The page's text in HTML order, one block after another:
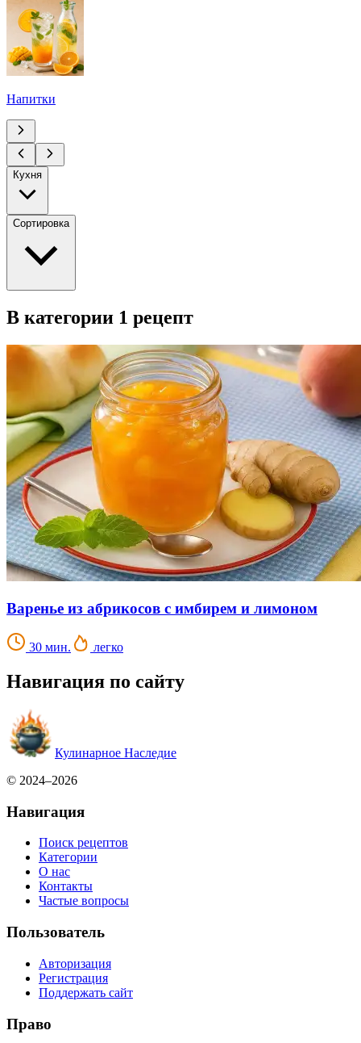
Напитки
Кухня
Сортировка
В категории 1 рецепт
Варенье из абрикосов с имбирем и лимоном
30 мин. легко
Навигация по сайту
Кулинарное Наследие
© 2024–2026
Навигация
Поиск рецептов
Категории
О нас
Контакты
Частые вопросы
Пользователь
Авторизация
Регистрация
Поддержать сайт
Право